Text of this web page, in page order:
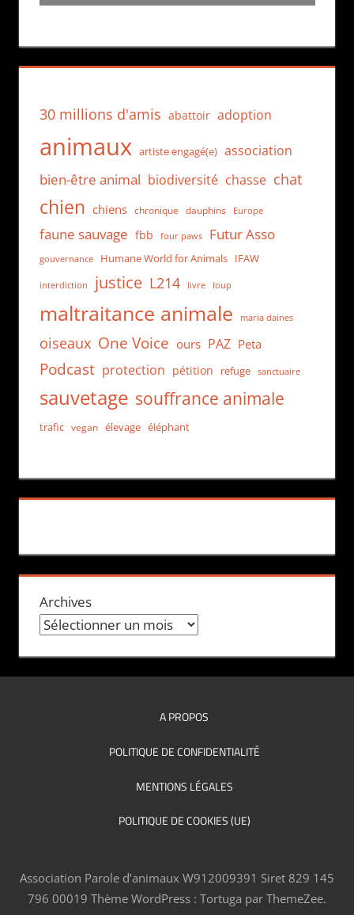
30 millions d'amis abattoir adoption
animaux artiste engagé(e) association
bien-être animal biodiversité chasse chat
chien chiens chronique dauphins Europe
faune sauvage fbb four paws Futur Asso
gouvernance Humane World for Animals IFAW
interdiction justice L214 livre loup
maltraitance animale maria daines
oiseaux One Voice ours PAZ Peta
Podcast protection pétition refuge sanctuaire
sauvetage souffrance animale
trafic vegan élevage éléphant
Archives
A PROPOS
POLITIQUE DE CONFIDENTIALITÉ
MENTIONS LÉGALES
POLITIQUE DE COOKIES (UE)
Association Parole d’animaux W912009391 Siret 829 145
796 00019 Thème WordPress : Tortuga par ThemeZee.